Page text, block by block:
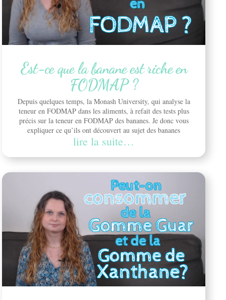
Est-ce que la banane est riche en
FODMAP ?
Depuis quelques temps, la Monash University, qui analyse la
teneur en FODMAP dans les aliments, à refait des tests plus
précis sur la teneur en FODMAP des bananes. Je donc vous
expliquer ce qu’ils ont découvert au sujet des bananes
lire la suite…